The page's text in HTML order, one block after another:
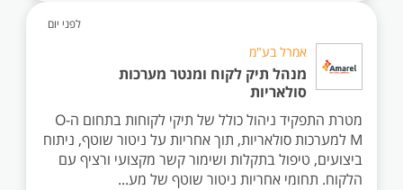
לפני יום
אמרל בע"מ
מנהל תיק לקוח ומנטר מערכות
סולאריות
מטרת התפקיד ניהול כולל של תיקי לקוחות בתחום ה-O
M למערכות סולאריות, תוך אחריות על ניטור שוטף, ניתוח
ביצועים, טיפול בתקלות ושימור קשר מקצועי ורציף עם
הלקוח. תחומי אחריות ניטור שוטף של מע...